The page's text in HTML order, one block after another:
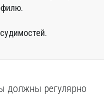
должны регулярно